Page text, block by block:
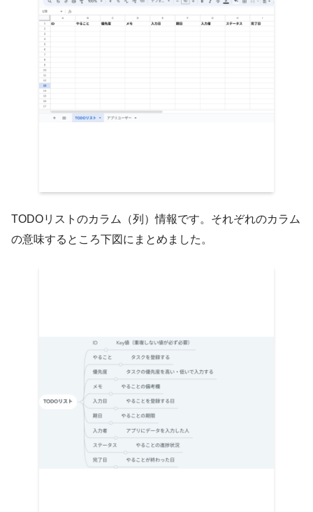
TODOリストのカラム（列）情報です。それぞれのカラム
の意味するところ下図にまとめました。